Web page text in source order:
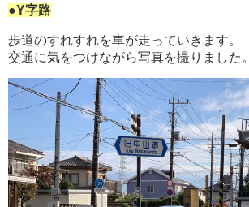
●Y字路
歩道のすれすれを車が走っていきます。
交通に気をつけながら写真を撮りました。